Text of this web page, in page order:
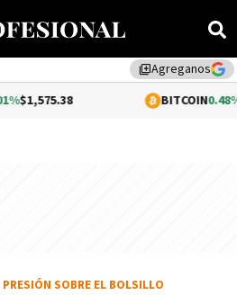
library_addAgreganos
0.48%$64,856.00
PRESIÓN SOBRE EL BOLSILLO